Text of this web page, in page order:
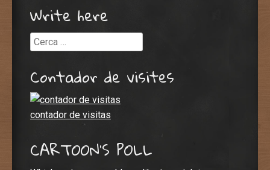
Write here
Cerca
Contador de visites
contador de visitas
CARTOON’S POLL